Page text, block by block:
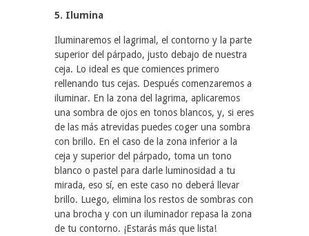
5. Ilumina
Iluminaremos el lagrimal, el contorno y la parte
superior del párpado, justo debajo de nuestra
ceja. Lo ideal es que comiences primero
rellenando tus cejas. Después comenzaremos a
iluminar. En la zona del lagrima, aplicaremos
una sombra de ojos en tonos blancos, y, si eres
de las más atrevidas puedes coger una sombra
con brillo. En el caso de la zona inferior a la
ceja y superior del párpado, toma un tono
blanco o pastel para darle luminosidad a tu
mirada, eso sí, en este caso no deberá llevar
brillo. Luego, elimina los restos de sombras con
una brocha y con un iluminador repasa la zona
de tu contorno. ¡Estarás más que lista!